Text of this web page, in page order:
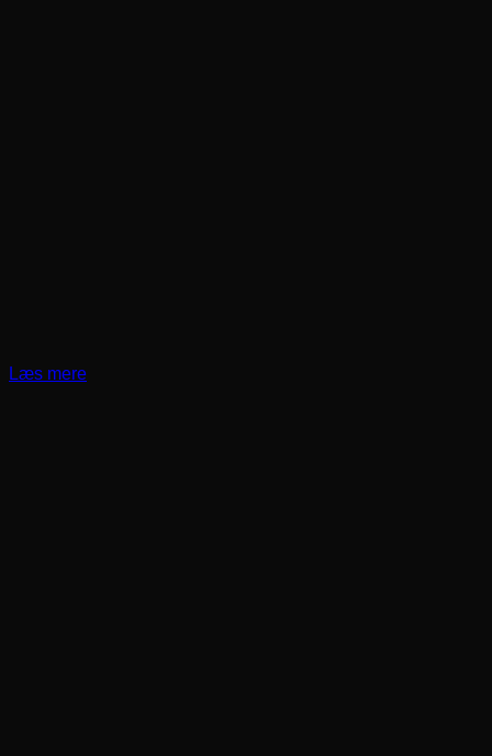
Læs mere